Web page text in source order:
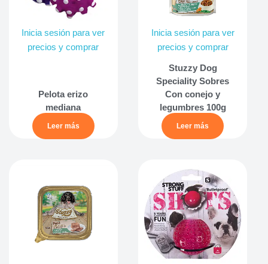
Inicia sesión para ver
precios y comprar
Pelota erizo
mediana
Leer más
Inicia sesión para ver
precios y comprar
Stuzzy Dog
Speciality Sobres
Con conejo y
legumbres 100g
Leer más